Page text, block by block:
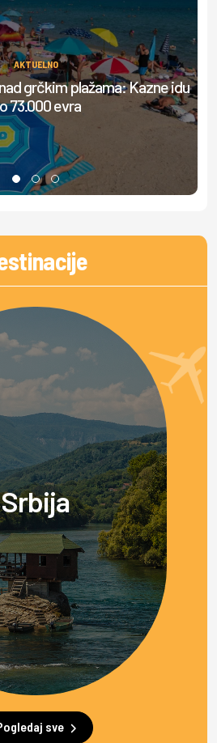
AKTUELNO
grčkim plažama: Kazne idu
73.000 evra
Srbija
sve